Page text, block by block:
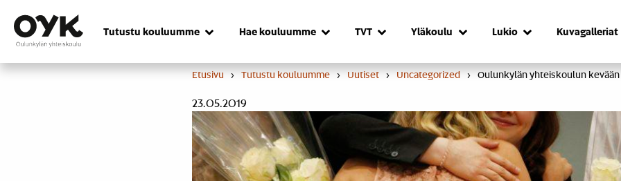
content
Tutustu kouluumme Hae kouluumme TVT Yläkoulu Lukio Kuvagalleriat
Etusivu › Tutustu kouluumme › Uutiset › Uncategorized › Oulunkylän yhteiskoulun
23.05.2019